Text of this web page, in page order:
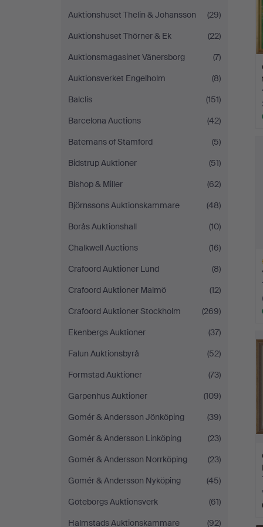
Auktionshuset Thelin & Johansson
(29)
Auktionshuset Thörner & Ek
(22)
Auktionsmagasinet Vänersborg
(7)
Auktionsverket Engelholm
(8)
Balclis
(151)
Barcelona Auctions
(42)
Batemans of Stamford
(5)
Bidstrup Auktioner
(51)
Bishop & Miller
(62)
Björnssons Auktionskammare
(48)
Borås Auktionshall
(10)
Chalkwell Auctions
(16)
Crafoord Auktioner Lund
(8)
Crafoord Auktioner Malmö
(12)
Crafoord Auktioner Stockholm
(269)
Ekenbergs Auktioner
(37)
Falun Auktionsbyrå
(52)
Formstad Auktioner
(73)
Garpenhus Auktioner
(109)
Gomér & Andersson Jönköping
(39)
Gomér & Andersson Linköping
(23)
Gomér & Andersson Norrköping
(23)
Gomér & Andersson Nyköping
(45)
Göteborgs Auktionsverk
(61)
Halmstads Auktionskammare
(92)